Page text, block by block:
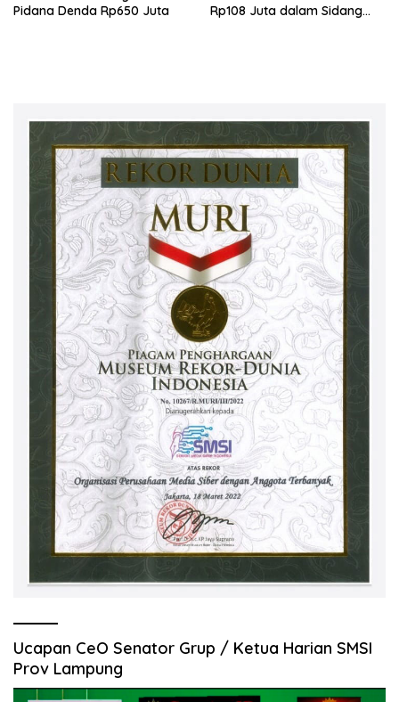
Pidana Denda Rp650 Juta
Rp108 Juta dalam Sidang
Ucapan CeO Senator Grup / Ketua Harian SMSI
Prov Lampung